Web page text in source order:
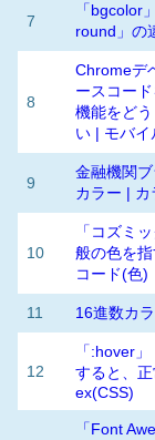
7
「bgcolor
round」の
8
Chromeデ
ースコー
機能をど
い | モバ
9
金融機関
カラー | カ
10
「コズミ
般の色を
コード(色)
11 16進数カ
12
「:hover
すると、
ex(CSS)
「Font